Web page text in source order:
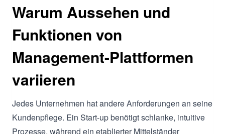
Warum Aussehen und
Funktionen von
Management-Plattformen
variieren
Jedes Unternehmen hat andere Anforderungen an seine
Kundenpflege. Ein Start-up benötigt schlanke, intuitive
Prozesse, während ein etablierter Mittelständer